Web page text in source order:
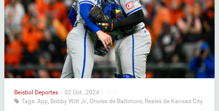
Beisbol Deportes | 02 Oct , 2024 | |
|
Tags: App Bobby Witt Jr. Orioles de Baltimore Reales de Kansas City